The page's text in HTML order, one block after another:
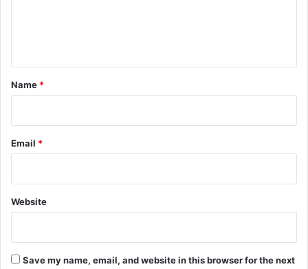
*
Name *
Email *
Website
Save my name, email, and website in this browser for the next